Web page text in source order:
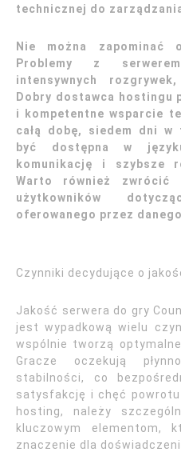
technicznej do
Nie można zapominać
Problemy z
intensywnych
Dobry dostawca hostingu
i kompetentne wsparcie
całą dobę, siedem dni w
być dostępna w
komunikację i szybsze
Warto również zwrócić
użytkowników
oferowanego przez
Czynniki decydujące o
Jakość serwera do gry
jest wypadkową wielu
wspólnie tworzą
Gracze oczekują
stabilności, co
satysfakcję i chęć
hosting, należy
kluczowym elementom,
znaczenie dla